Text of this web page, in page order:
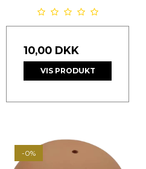
10,00 DKK
VIS PRODUKT
-0%